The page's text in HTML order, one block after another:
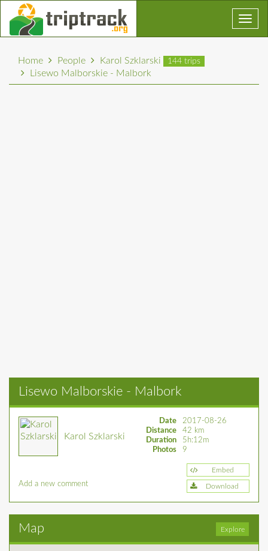
Home People Karol Szklarski 144 trips
Lisewo Malborskie - Malbork
Lisewo Malborskie - Malbork
Karol Szklarski
Date
2017-08-26
Distance
42 km
Duration
5h:12m
Photos
9
Add a new comment
Embed
Download
Map Explore